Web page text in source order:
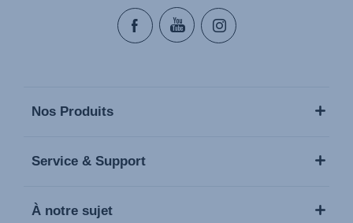
Nos Produits
Service & Support
À notre sujet